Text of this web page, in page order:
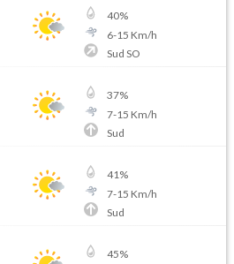
40%
6-15 Km/h
Sud SO
37%
7-15 Km/h
Sud
41%
7-15 Km/h
Sud
45%